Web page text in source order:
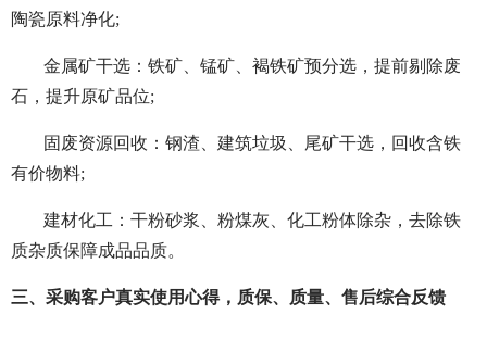
陶瓷原料净化;
金属矿干选：铁矿、锰矿、褐铁矿预分选，提前剔除废
石，提升原矿品位;
固废资源回收：钢渣、建筑垃圾、尾矿干选，回收含铁
有价物料;
建材化工：干粉砂浆、粉煤灰、化工粉体除杂，去除铁
质杂质保障成品品质。
三、采购客户真实使用心得，质保、质量、售后综合反馈